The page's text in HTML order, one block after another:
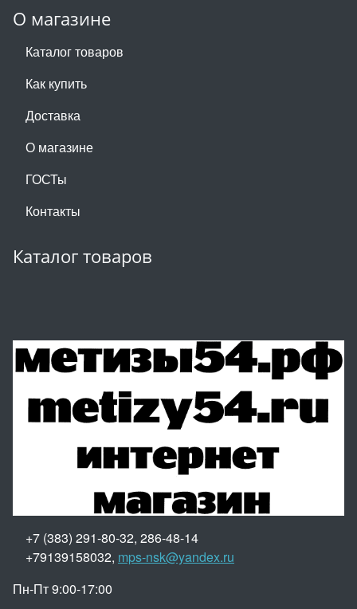
О магазине
Каталог товаров
Как купить
Доставка
О магазине
ГОСТы
Контакты
Каталог товаров
+7 (383) 291-80-32, 286-48-14
+79139158032, mps-nsk@yandex.ru
Пн-Пт 9:00-17:00